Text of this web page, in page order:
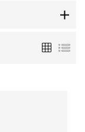
Tinklelis